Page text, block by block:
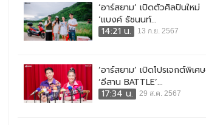
‘อาร์สยาม’ เปิดตัวศิลปินใหม่
‘แบงค์ ธัชนนท์...
14:21 น.
13 ก.ย. 2567
‘อาร์สยาม’ เปิดโปรเจกต์พิเศษ
‘อีสาน BATTLE’...
17:34 น.
29 ส.ค. 2567